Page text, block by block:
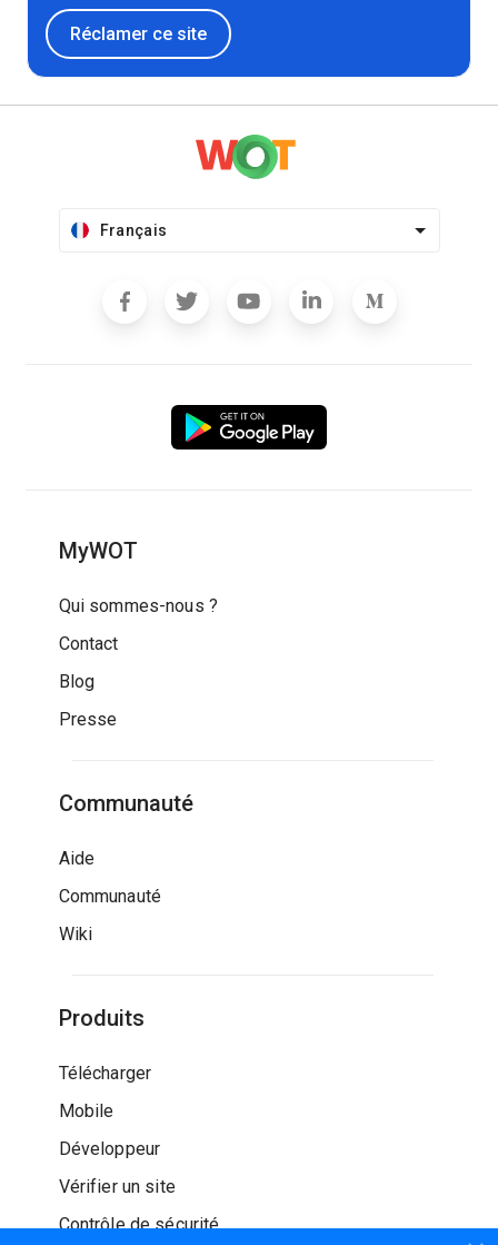
Réclamer ce site
Français
MyWOT
Qui sommes-nous ?
Contact
Blog
Presse
Communauté
Aide
Communauté
Wiki
Produits
Télécharger
Mobile
Développeur
Vérifier un site
Contrôle de sécurité